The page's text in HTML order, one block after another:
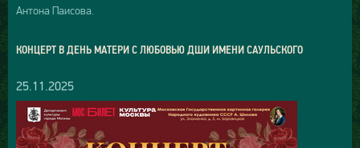
Антона Паисова.
КОНЦЕРТ В ДЕНЬ МАТЕРИ С ЛЮБОВЬЮ ДШИ ИМЕНИ САУЛЬСКОГО
25.11.2025